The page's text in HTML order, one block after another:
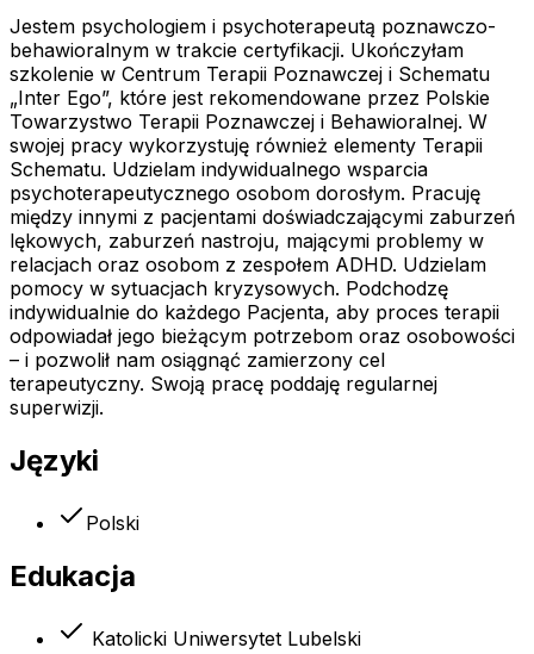
Jestem psychologiem i psychoterapeutą poznawczo-
behawioralnym w trakcie certyfikacji. Ukończyłam
szkolenie w Centrum Terapii Poznawczej i Schematu
„Inter Ego”, które jest rekomendowane przez Polskie
Towarzystwo Terapii Poznawczej i Behawioralnej. W
swojej pracy wykorzystuję również elementy Terapii
Schematu. Udzielam indywidualnego wsparcia
psychoterapeutycznego osobom dorosłym. Pracuję
między innymi z pacjentami doświadczającymi zaburzeń
lękowych, zaburzeń nastroju, mającymi problemy w
relacjach oraz osobom z zespołem ADHD. Udzielam
pomocy w sytuacjach kryzysowych. Podchodzę
indywidualnie do każdego Pacjenta, aby proces terapii
odpowiadał jego bieżącym potrzebom oraz osobowości
– i pozwolił nam osiągnąć zamierzony cel
terapeutyczny. Swoją pracę poddaję regularnej
superwizji.
Języki
Polski
Edukacja
Katolicki Uniwersytet Lubelski